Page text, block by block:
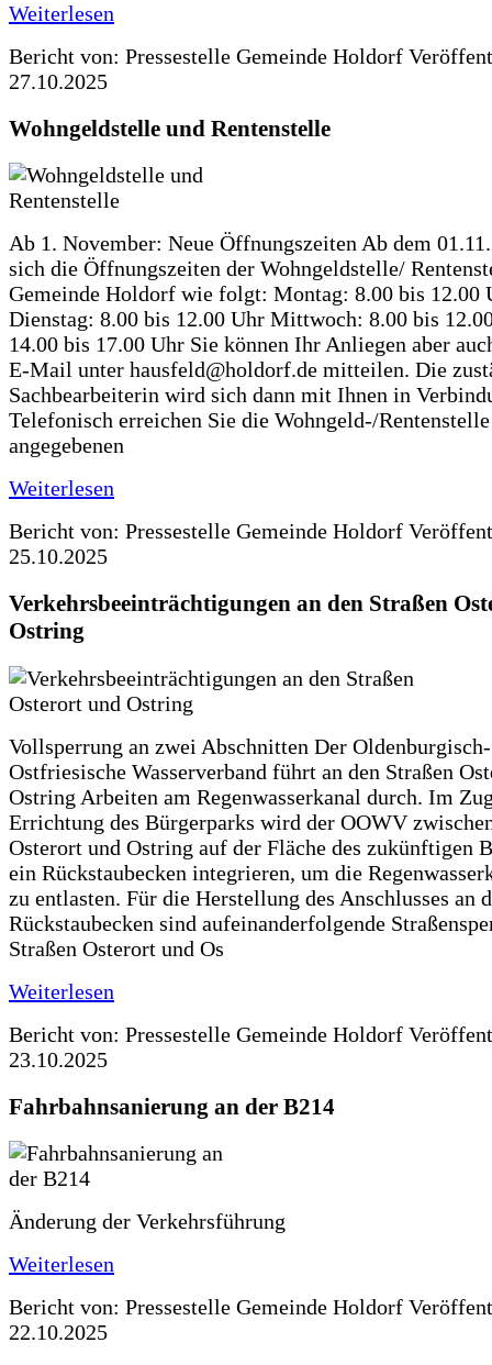
Weiterlesen
Bericht von: Pressestelle Gemeinde Holdorf
27.10.2025
Wohngeldstelle und Rentenstelle
Ab 1. November: Neue Öffnungszeiten Ab dem
sich die Öffnungszeiten der Wohngeldstelle/
Gemeinde Holdorf wie folgt: Montag: 8.00 bis 12.00
Dienstag: 8.00 bis 12.00 Uhr Mittwoch: 8.00 bis
14.00 bis 17.00 Uhr Sie können Ihr Anliegen aber
E-Mail unter hausfeld@holdorf.de mitteilen. Die
Sachbearbeiterin wird sich dann mit Ihnen in
Telefonisch erreichen Sie die Wohngeld-/
angegebenen
Weiterlesen
Bericht von: Pressestelle Gemeinde Holdorf
25.10.2025
Verkehrsbeeinträchtigungen an den Straßen
Ostring
Vollsperrung an zwei Abschnitten Der Oldenburgisch-
Ostfriesische Wasserverband führt an den Straßen
Ostring Arbeiten am Regenwasserkanal durch. Im
Errichtung des Bürgerparks wird der OOWV
Osterort und Ostring auf der Fläche des zukünftigen
ein Rückstaubecken integrieren, um die
zu entlasten. Für die Herstellung des Anschlusses an
Rückstaubecken sind aufeinanderfolgende
Straßen Osterort und Os
Weiterlesen
Bericht von: Pressestelle Gemeinde Holdorf
23.10.2025
Fahrbahnsanierung an der B214
Änderung der Verkehrsführung
Weiterlesen
Bericht von: Pressestelle Gemeinde Holdorf
22.10.2025